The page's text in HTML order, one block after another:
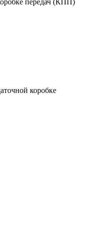
передач (КПП)
коробке